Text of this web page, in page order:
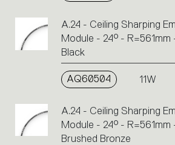
A.24 - Ceiling Sharping
Module - 24° -
Black
AQ60504 11W
A.24 - Ceiling Sharping
Module - 24° -
Brushed Bronze